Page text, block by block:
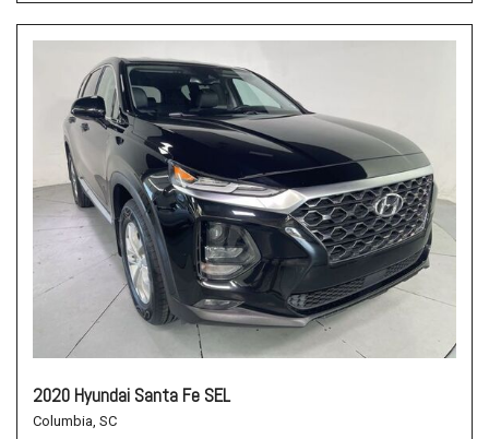
2020 Hyundai Santa Fe SEL
Columbia, SC